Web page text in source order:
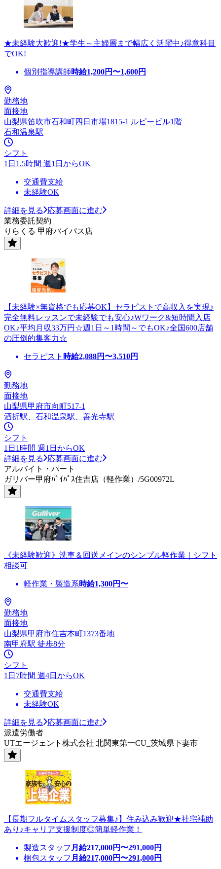
★未経験大歓迎!★学生～主婦層まで幅広く活躍中♪得意科目
でOK!
個別指導講師時給1,200円〜1,600円
勤務地
面接地
山梨県笛吹市石和町四日市場1815-1 ルピービル1階
石和温泉駅
シフト
1日1.5時間 週1日からOK
交通費支給
未経験OK
詳細を見る
応募画面に進む
業務委託契約
りらくる 甲府バイパス店
【未経験×無資格でも応募OK】セラピストで高収入を実現♪
完全無料レッスンで未経験でも安心♪Wワーク&短時間入店
OK♪平均月収33万円☆週1日～1時間～でもOK♪全国600店舗
の圧倒的集客力☆
セラピスト 時給2,088円〜3,510円
勤務地
面接地
山梨県甲府市向町517-1
酒折駅、石和温泉駅、善光寺駅
シフト
1日1時間 週1日からOK
詳細を見る
応募画面に進む
アルバイト・パート
ガリバー甲府ﾊﾞｲﾊﾟｽ住吉店（軽作業）/5G00972L
《未経験歓迎》洗車＆回送メインのシンプル軽作業｜シフト
相談可
軽作業・製造系時給1,300円〜
勤務地
面接地
山梨県甲府市住吉本町1373番地
南甲府駅 徒歩8分
シフト
1日7時間 週4日からOK
交通費支給
未経験OK
詳細を見る
応募画面に進む
派遣労働者
UTエージェント株式会社 北関東第一CU_茨城県下妻市
【長期フルタイムスタッフ募集♪】住み込み歓迎★社宅補助
あり♪キャリア支援制度◎簡単軽作業！
製造スタッフ 月給217,000円〜291,000円
梱包スタッフ 月給217,000円〜291,000円